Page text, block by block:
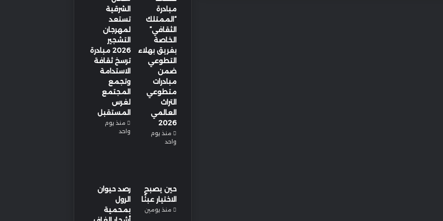
مبادرة
“الممتلك
الثقافي”
الخاصة
بفريق بهلاء
التطوعي
ضمن
مبادرات
متطوعي
التراث
العالمي
2026
منذ يوم
واحد
الشرقية
تستعد
لمهرجان
التشجير
2026 مبادرة
ترسخ ثقافة
الاستدامة
وتجمع
المجتمع
لغرس
المستقبل
منذ يوم
واحد
حين يصبح
الاختيار عبئًا
منذ يومين
رصد حيوان
الرول
بمحمية